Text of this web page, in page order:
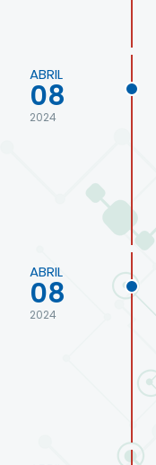
ABRIL
08
2024
ABRIL
08
2024